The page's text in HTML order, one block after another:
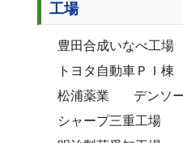
工場
豊田合成いなべ工場
トヨタ自動車ＰＩ棟
松浦薬業
デンソ
シャープ三重工場